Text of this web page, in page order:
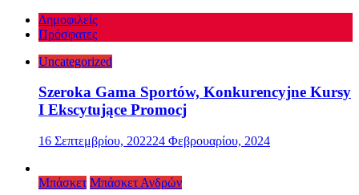
Δημοφιλείς
Πρόσφατες
Uncategorized
Szeroka Gama Sportów, Konkurencyjne Kursy
I Ekscytujące Promocj
16 Σεπτεμβρίου, 202224 Φεβρουαρίου, 2024
Μπάσκετ Μπάσκετ Ανδρών